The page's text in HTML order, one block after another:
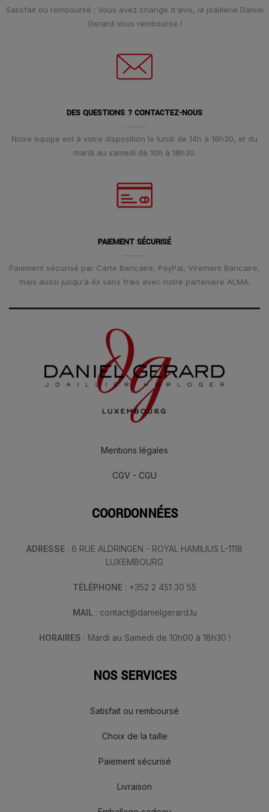
Satisfait ou remboursé : Vous avez changé d'avis, la joaillerie Daniel
Gerard vous rembourse !
DES QUESTIONS ? CONTACTEZ-NOUS
Notre équipe est à votre disposition le lundi de 14h à 18h30, et du
mardi au samedi de 10h à 18h30.
PAIEMENT SÉCURISÉ
Paiement sécurisé par Carte Bancaire, PayPal, Virement Bancaire,
mais aussi jusqu'à 4x sans frais avec notre partenaire ALMA.
Mentions légales
CGV - CGU
COORDONNÉES
ADRESSE : 6 RUE ALDRINGEN - ROYAL HAMILIUS L-1118
LUXEMBOURG
TÉLÉPHONE : +352 2 451 30 55
MAIL : contact@danielgerard.lu
HORAIRES : Mardi au Samedi de 10h00 à 18h30 !
NOS SERVICES
Satisfait ou remboursé
Choix de la taille
Paiement sécurisé
Livraison